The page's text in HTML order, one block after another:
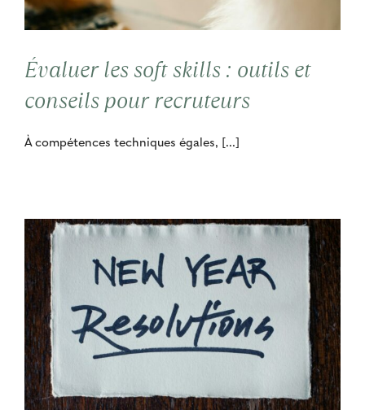
Contact
Cooptation
Évaluer les soft skills : outils et
conseils pour recruteurs
À compétences techniques égales, [...]